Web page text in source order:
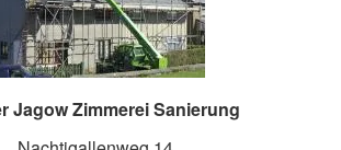
Jagow Zimmerei Sanierung